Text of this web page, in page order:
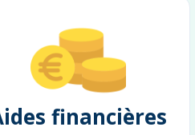
financières